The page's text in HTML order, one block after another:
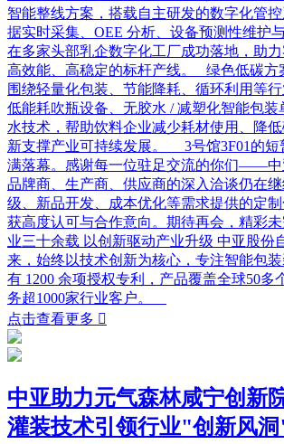
智能整线方案，搭载自主研发的数字化管
据实时采集、OEE 分析、设备预测性维护
在多家头部乳企数字化工厂成功落地，助力
高效能、高稳定的标杆产线。 绿色低碳方
围绕轻量化包装、节能降耗、循环利用等
低能耗吹瓶设备、无胶水 / 减塑化智能包装
水技术，帮助饮料企业减少耗材使用、降
新支撑产业可持续发展。 3号馆3F01的短
满落幕。感谢每一位驻足交流的你们——中
品牌商、生产商、供应商的深入洽谈仍在
级、新品开发、成本优化等需求提供的定
获高度认可与合作意向。期待再会，精彩
业三十余载 以创新驱动产业升级 中亚股份
来，始终以技术创新为核心，专注智能包
有 1200 余项授权专利，产品覆盖全球50多
务超1000家行业客户。
点击查看更多 
中亚助力元气森林咸宁创新
灌装技术引领行业"创新风